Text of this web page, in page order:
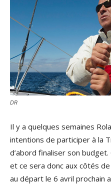
DR
Il y a quelques semaines
intentions de participer à la
d’abord finaliser son
et ce sera donc aux côtés de
au départ le 6 avril prochain